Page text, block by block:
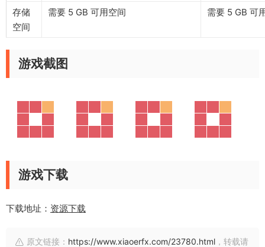
存储
空间
需要 5 GB 可用空间 需要 5 GB 可
游戏截图
游戏下载
下载地址： 资源下载
原文链接： https://www.xiaoerfx.com/23780.html ，转载请